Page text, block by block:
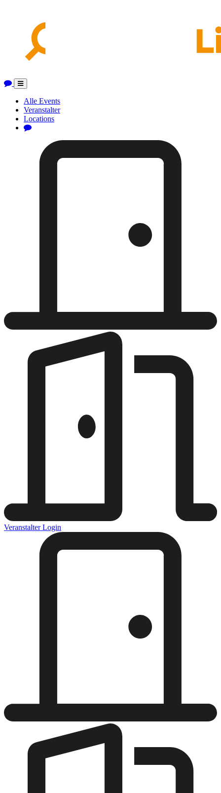
Toggle
navigation
Alle Events
Veranstalter
Locations
Veranstalter Login